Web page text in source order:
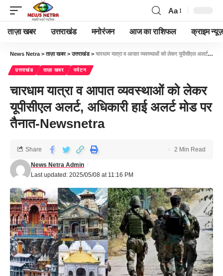
Aa
ताज़ा खबर उत्तराखंड मनोरंजन आज का राशिफल क्राइम न्यूज़
News Netra >ताज़ा खबर>उत्तराखंड> चारधाम यात्रा व आपात व्यवस्थाओं को लेकर यूपीसीएल अलर्ट, अधिकारी हाई अलर्ट मोड पर तैनात-Newsnetra
उत्तराखंड ताज़ा खबर पर्यटन
चारधाम यात्रा व आपात व्यवस्थाओं को लेकर
यूपीसीएल अलर्ट, अधिकारी हाई अलर्ट मोड पर
तैनात-Newsnetra
Last updated: 2025/05/08 at 11:16 PM
News Netra Admin
Share 2 Min Read